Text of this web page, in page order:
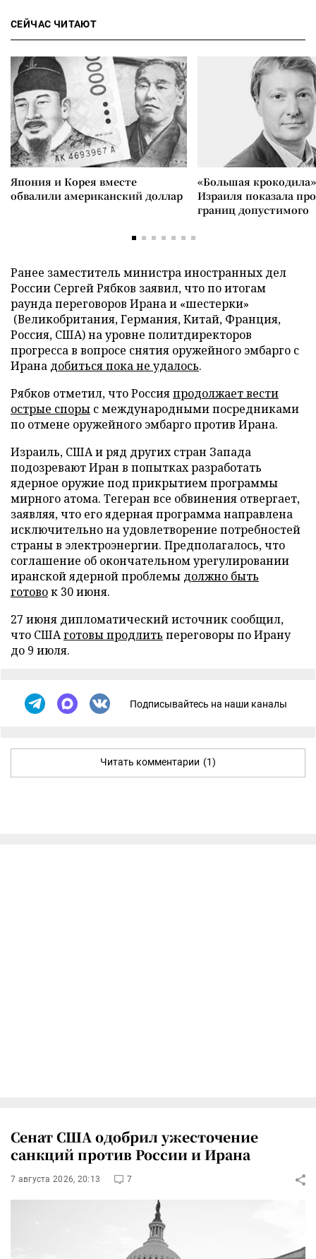
СЕЙЧАС ЧИТАЮТ
Япония и Корея вместе
обвалили американский доллар
«Большая
Израиля показала
границ допустимого
Ранее заместитель министра иностранных дел
России Сергей Рябков заявил, что по итогам
раунда переговоров Ирана и «шестерки»
(Великобритания, Германия, Китай, Франция,
Россия, США) на уровне политдиректоров
прогресса в вопросе снятия оружейного эмбарго с
Ирана добиться пока не удалось.
Рябков отметил, что Россияпродолжает вести
острые споры с международными посредниками
по отмене оружейного эмбарго против Ирана.
Израиль, США и ряд других стран Запада
подозревают Иран в попытках разработать
ядерное оружие под прикрытием программы
мирного атома. Тегеран все обвинения отвергает,
заявляя, что его ядерная программа направлена
исключительно на удовлетворение потребностей
страны в электроэнергии. Предполагалось, что
соглашение об окончательном урегулировании
иранской ядерной проблемы должно быть
готовок 30 июня.
27 июня дипломатический источник сообщил,
что СШАготовы продлить переговоры по Ирану
до 9 июля.
Подписывайтесь на наши каналы
Читать комментарии (1)
Сенат США одобрил ужесточение
санкций против России и Ирана
7 августа 2026, 20:13 7